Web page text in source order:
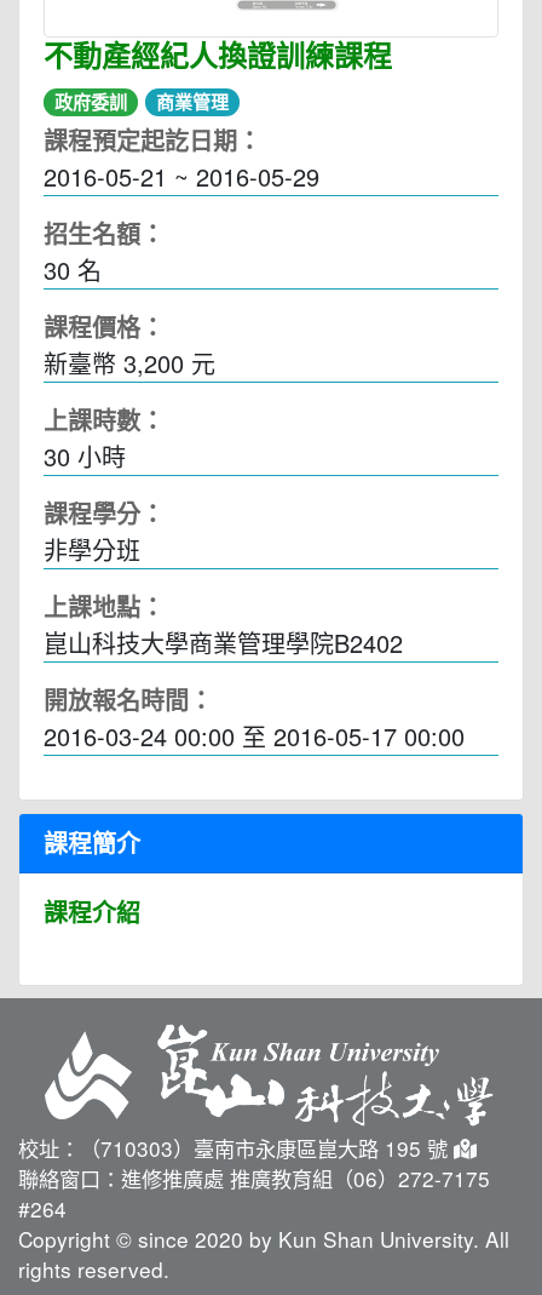
不動產經紀人換證訓練課程
政府委訓 商業管理
課程預定起訖日期：
2016-05-21 ~ 2016-05-29
招生名額：
30 名
課程價格：
新臺幣 3,200 元
上課時數：
30 小時
課程學分：
非學分班
上課地點：
崑山科技大學商業管理學院B2402
開放報名時間：
2016-03-24 00:00 至 2016-05-17 00:00
課程簡介
課程介紹
校址：（710303）臺南市永康區崑大路 195 號
聯絡窗口：進修推廣處 推廣教育組（06）272-7175
#264
Copyright © since 2020 by Kun Shan University. All
rights reserved.